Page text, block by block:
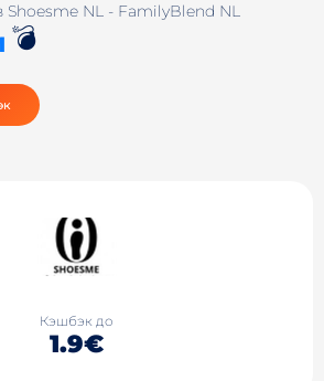
NL - FamilyBlend NL
💣
Кэшбэк до
1.9€